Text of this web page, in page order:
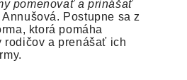
pomenovať a prinášať
Postupne sa z
ktorá pomáha
rodičov a prenášať ich